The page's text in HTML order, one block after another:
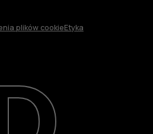
plików cookieEtyka